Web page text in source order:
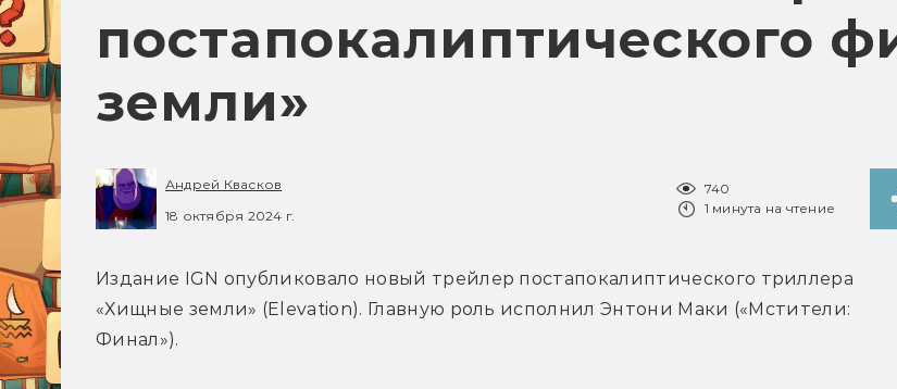
постапокалиптического
земли»
Андрей Квасков
18 октября 2024 г.
740
1 минута на чтение
Издание IGN опубликовало новый трейлер постапокалиптического триллера
«Хищные земли» (Elevation). Главную роль исполнил Энтони Маки («Мстители:
Финал»).